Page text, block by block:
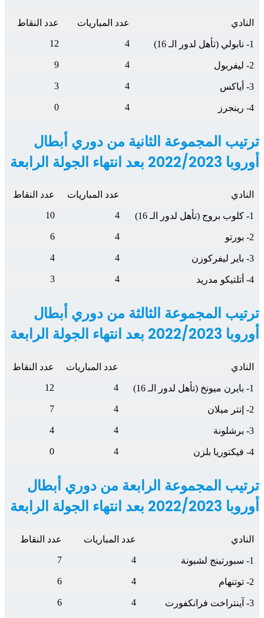
النادي عدد المباريات عدد النقاط
1- نابولي (تأهل لدور الـ 16) 4
12
2- ليفربول 4
9
3- أياكس 4
3
4- رينجرز 4
0
ترتيب المجموعة الثانية من دوري أبطال
أوروبا 2022/2023 بعد
انتهاء الجولة الرابعة
النادي عدد المباريات عدد النقاط
1- كلوب بروج (تأهل لدور الـ 16) 4
10
2- بورتو 4
6
3- باير ليفركوزن 4
4
4- أتلتيكو مدريد 4
3
ترتيب المجموعة الثالثة من دوري أبطال
أوروبا 2022/2023 بعد
انتهاء الجولة الرابعة
النادي عدد المباريات عدد النقاط
1- بايرن ميونخ (تأهل لدور الـ 16) 4
12
2- إنتر ميلان 4
7
3- برشلونة 4
4
4- فيكتوريا بلزن 4
0
ترتيب المجموعة الرابعة من دوري أبطال
أوروبا 2022/2023 بعد انتهاء الجولة
الرابعة
النادي عدد المباريات عدد النقاط
1- سبورتينج لشبونة 4
7
2- توتنهام 4
6
3- آينتراخت فرانكفورت 4
6